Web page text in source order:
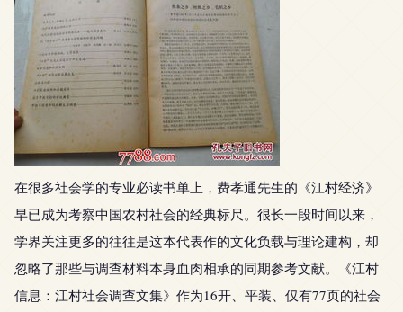
在很多社会学的专业必读书单上，费孝通先生的《江村经济》
早已成为考察中国农村社会的经典标尺。很长一段时间以来，
学界关注更多的往往是这本代表作的文化负载与理论建构，却
忽略了那些与调查材料本身血肉相承的同期参考文献。《江村
信息：江村社会调查文集》作为16开、平装、仅有77页的社会